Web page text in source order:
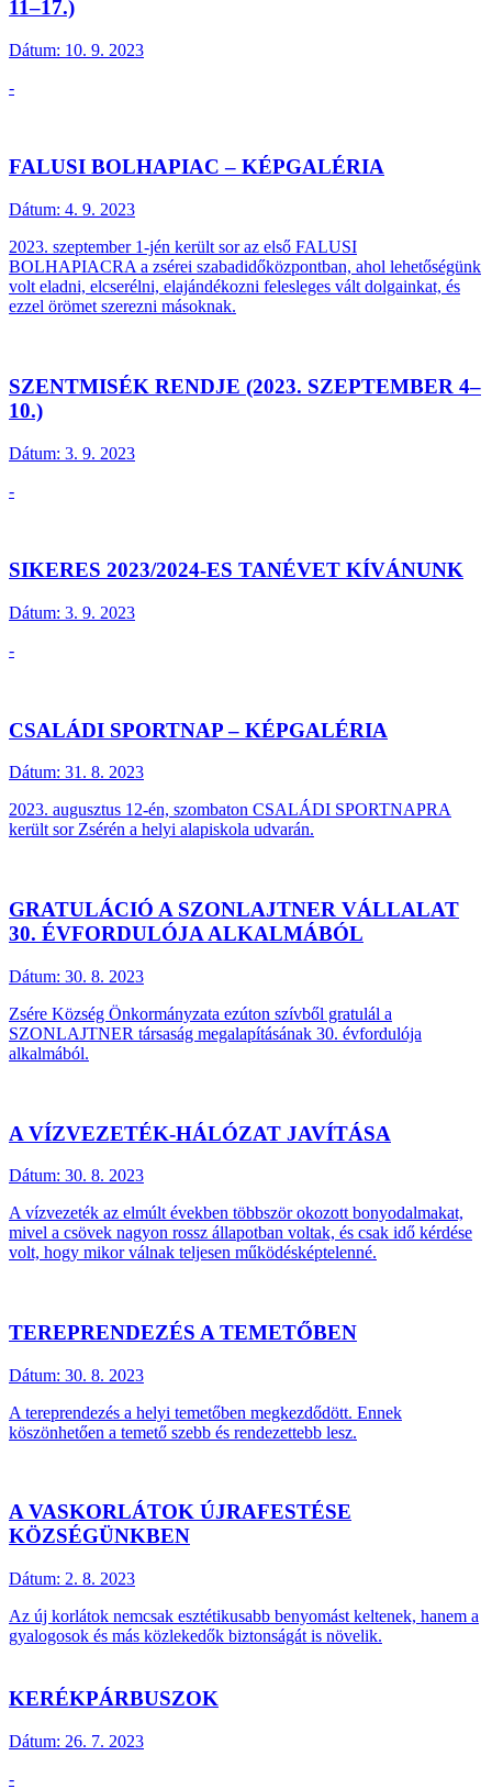
11–17.)
Dátum: 10. 9. 2023
-
FALUSI BOLHAPIAC – KÉPGALÉRIA
Dátum: 4. 9. 2023
2023. szeptember 1-jén került sor az első FALUSI
BOLHAPIACRA a zsérei szabadidőközpontban, ahol lehetőségünk
volt eladni, elcserélni, elajándékozni felesleges vált dolgainkat, és
ezzel örömet szerezni másoknak.
SZENTMISÉK RENDJE (2023. SZEPTEMBER 4–
10.)
Dátum: 3. 9. 2023
-
SIKERES 2023/2024-ES TANÉVET KÍVÁNUNK
Dátum: 3. 9. 2023
-
CSALÁDI SPORTNAP – KÉPGALÉRIA
Dátum: 31. 8. 2023
2023. augusztus 12-én, szombaton CSALÁDI SPORTNAPRA
került sor Zsérén a helyi alapiskola udvarán.
GRATULÁCIÓ A SZONLAJTNER VÁLLALAT
30. ÉVFORDULÓJA ALKALMÁBÓL
Dátum: 30. 8. 2023
Zsére Község Önkormányzata ezúton szívből gratulál a
SZONLAJTNER társaság megalapításának 30. évfordulója
alkalmából.
A VÍZVEZETÉK-HÁLÓZAT JAVÍTÁSA
Dátum: 30. 8. 2023
A vízvezeték az elmúlt években többször okozott bonyodalmakat,
mivel a csövek nagyon rossz állapotban voltak, és csak idő kérdése
volt, hogy mikor válnak teljesen működésképtelenné.
TEREPRENDEZÉS A TEMETŐBEN
Dátum: 30. 8. 2023
A tereprendezés a helyi temetőben megkezdődött. Ennek
köszönhetően a temető szebb és rendezettebb lesz.
A VASKORLÁTOK ÚJRAFESTÉSE
KÖZSÉGÜNKBEN
Dátum: 2. 8. 2023
Az új korlátok nemcsak esztétikusabb benyomást keltenek, hanem a
gyalogosok és más közlekedők biztonságát is növelik.
KERÉKPÁRBUSZOK
Dátum: 26. 7. 2023
-